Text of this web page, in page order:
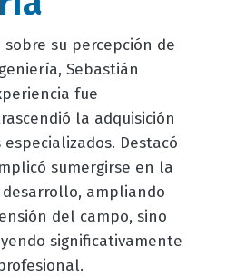
su percepción de
Sebastián
fue
la adquisición
Destacó
sumergirse en la
ampliando
del campo, sino
significativamente